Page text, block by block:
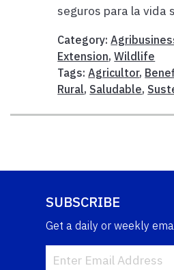
seguros para la vida
Category:
Extension,Wildlife
Tags:Agricultor,
Rural, Saludable,
SUBSCRIBE
Get a daily or weekly